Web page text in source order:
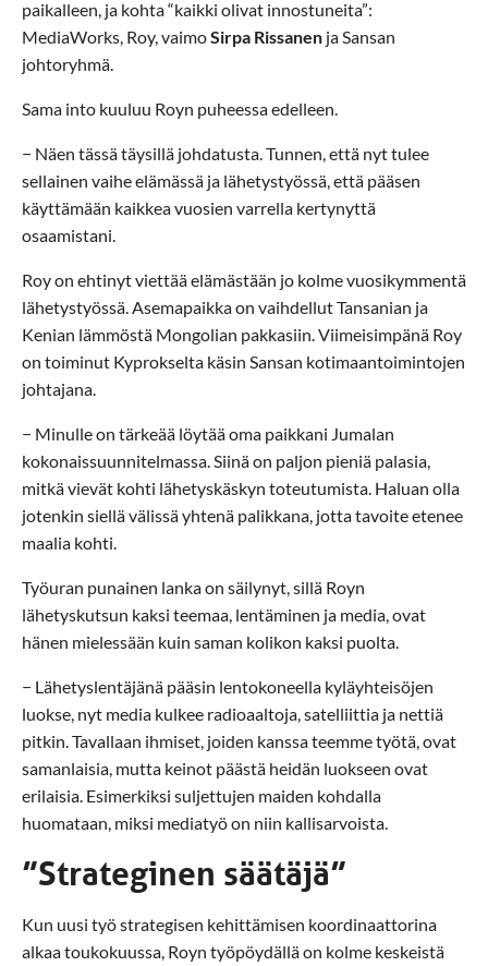
paikalleen, ja kohta “kaikki olivat innostuneita”:
MediaWorks, Roy, vaimoSirpa Rissanen ja Sansan
johtoryhmä.
Sama into kuuluu Royn puheessa edelleen.
− Näen tässä täysillä johdatusta. Tunnen, että nyt tulee
sellainen vaihe elämässä ja lähetystyössä, että pääsen
käyttämään kaikkea vuosien varrella kertynyttä
osaamistani.
Roy on ehtinyt viettää elämästään jo kolme vuosikymmentä
lähetystyössä. Asemapaikka on vaihdellut Tansanian ja
Kenian lämmöstä Mongolian pakkasiin. Viimeisimpänä Roy
on toiminut Kyprokselta käsin Sansan kotimaantoimintojen
johtajana.
− Minulle on tärkeää löytää oma paikkani Jumalan
kokonaissuunnitelmassa. Siinä on paljon pieniä palasia,
mitkä vievät kohti lähetyskäskyn toteutumista. Haluan olla
jotenkin siellä välissä yhtenä palikkana, jotta tavoite etenee
maalia kohti.
Työuran punainen lanka on säilynyt, sillä Royn
lähetyskutsun kaksi teemaa, lentäminen ja media, ovat
hänen mielessään kuin saman kolikon kaksi puolta.
− Lähetyslentäjänä pääsin lentokoneella kyläyhteisöjen
luokse, nyt media kulkee radioaaltoja, satelliittia ja nettiä
pitkin. Tavallaan ihmiset, joiden kanssa teemme työtä, ovat
samanlaisia, mutta keinot päästä heidän luokseen ovat
erilaisia. Esimerkiksi suljettujen maiden kohdalla
huomataan, miksi mediatyö on niin kallisarvoista.
”Strateginen säätäjä”
Kun uusi työ strategisen kehittämisen koordinaattorina
alkaa toukokuussa, Royn työpöydällä on kolme keskeistä